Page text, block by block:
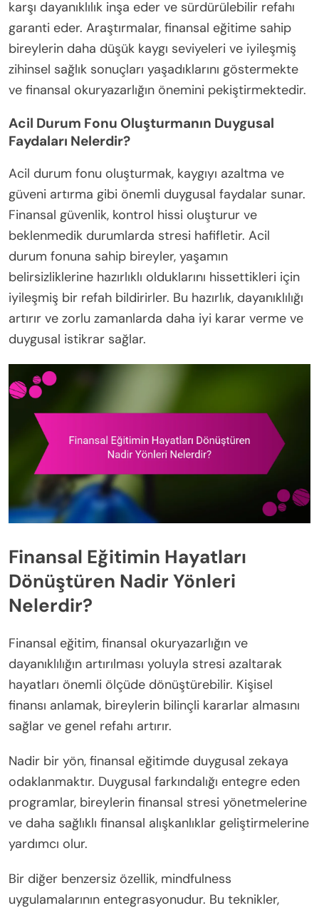
karşı dayanıklılık inşa eder ve sürdürülebilir refahı
garanti eder. Araştırmalar, finansal eğitime sahip
bireylerin daha düşük kaygı seviyeleri ve iyileşmiş
zihinsel sağlık sonuçları yaşadıklarını göstermekte
ve finansal okuryazarlığın önemini pekiştirmektedir.
Acil Durum Fonu Oluşturmanın Duygusal
Faydaları Nelerdir?
Acil durum fonu oluşturmak, kaygıyı azaltma ve
güveni artırma gibi önemli duygusal faydalar sunar.
Finansal güvenlik, kontrol hissi oluşturur ve
beklenmedik durumlarda stresi hafifletir. Acil
durum fonuna sahip bireyler, yaşamın
belirsizliklerine hazırlıklı olduklarını hissettikleri için
iyileşmiş bir refah bildirirler. Bu hazırlık, dayanıklılığı
artırır ve zorlu zamanlarda daha iyi karar verme ve
duygusal istikrar sağlar.
Finansal Eğitimin Hayatları
Dönüştüren Nadir Yönleri
Nelerdir?
Finansal eğitim, finansal okuryazarlığın ve
dayanıklılığın artırılması yoluyla stresi azaltarak
hayatları önemli ölçüde dönüştürebilir. Kişisel
finansı anlamak, bireylerin bilinçli kararlar almasını
sağlar ve genel refahı artırır.
Nadir bir yön, finansal eğitimde duygusal zekaya
odaklanmaktır. Duygusal farkındalığı entegre eden
programlar, bireylerin finansal stresi yönetmelerine
ve daha sağlıklı finansal alışkanlıklar geliştirmelerine
yardımcı olur.
Bir diğer benzersiz özellik, mindfulness
uygulamalarının entegrasyonudur. Bu teknikler,